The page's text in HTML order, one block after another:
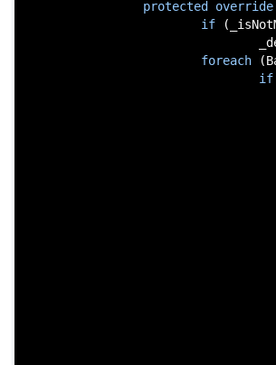
protected override
if
foreach
if
nextBasicBlocks =